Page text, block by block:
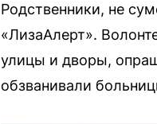
Родственники, не
«ЛизаАлерт».
улицы и дворы,
обзванивали